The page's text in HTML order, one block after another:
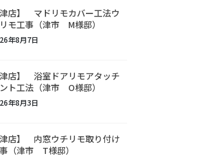
津店】 マドリモカバー工法ウ
モ工事（津市 M様邸）
年8月7日
津店】 浴室ドアリモアタッチ
ト工法（津市 O様邸）
年8月3日
津店】 内窓ウチリモ取り付け
（津市 T様邸）